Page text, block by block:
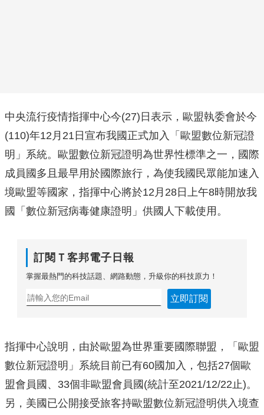
中央流行疫情指揮中心今(27)日表示，歐盟執委會於今
(110)年12月21日宣布我國正式加入「歐盟數位新冠證
明」系統。歐盟數位新冠證明為世界性標準之一，國際
成員國多且最早用於國際旅行，為使我國民眾能加速入
境歐盟等國家，指揮中心將於12月28日上午8時開放我
國「數位新冠病毒健康證明」供國人下載使用。
訂閱Ｔ客邦電子日報
掌握最熱門的科技話題、網路動態，升級你的科技原力！
立即訂閱
指揮中心說明，由於歐盟為世界重要國際聯盟，「歐盟
數位新冠證明」系統目前已有60國加入，包括27個歐
盟會員國、33個非歐盟會員國(統計至2021/12/22止)。
另，美國已公開接受旅客持歐盟數位新冠證明供入境查